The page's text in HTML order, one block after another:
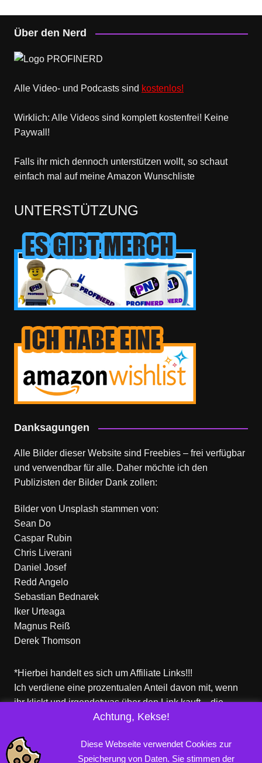
Über den Nerd
Alle Video- und Podcasts sind kostenlos!
Wirklich: Alle Videos sind komplett kostenfrei! Keine
Paywall!
Falls ihr mich dennoch unterstützen wollt, so schaut
einfach mal auf meine Amazon Wunschliste
UNTERSTÜTZUNG
Danksagungen
Alle Bilder dieser Website sind Freebies – frei verfügbar
und verwendbar für alle. Daher möchte ich den
Publizisten der Bilder Dank zollen:
Bilder von Unsplash stammen von:
Sean Do
Caspar Rubin
Chris Liverani
Daniel Josef
Redd Angelo
Sebastian Bednarek
Iker Urteaga
Magnus Reiß
Derek Thomson
*Hierbei handelt es sich um Affiliate Links!!!
Ich verdiene eine prozentualen Anteil davon mit, wenn
ihr klickt und irgendetwas über den Link kauft – die
Produkte dort sind aber nicht von mir!
Achtung, Kekse!
Diese Webseite verwendet Cookies zur
Speicherung von Daten. Sie stimmen der